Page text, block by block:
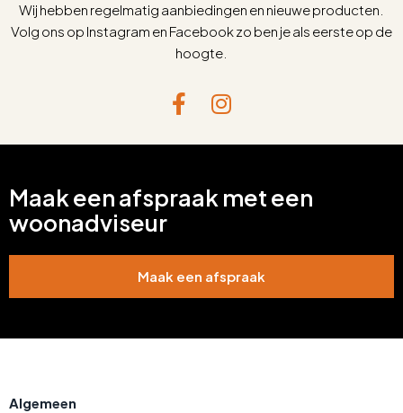
Wij hebben regelmatig aanbiedingen en nieuwe producten.
Volg ons op Instagram en Facebook zo ben je als eerste op de
hoogte.
Maak een afspraak met een
woonadviseur
Maak een afspraak
Algemeen